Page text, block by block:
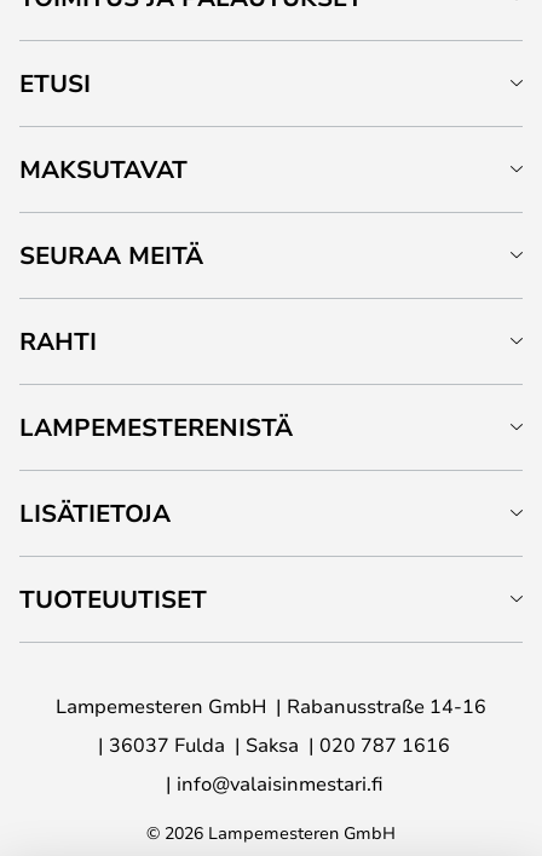
ETUSI
MAKSUTAVAT
SEURAA MEITÄ
RAHTI
LAMPEMESTERENISTÄ
LISÄTIETOJA
TUOTEUUTISET
Lampemesteren GmbH
Rabanusstraße 14-16
36037 Fulda
Saksa
020 787 1616
info@valaisinmestari.fi
© 2026 Lampemesteren GmbH